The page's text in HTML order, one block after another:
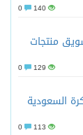
140
منتجات
129
السعودية
113